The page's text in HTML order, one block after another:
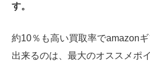
す。
約10％も高い買取率でamazon
出来るのは、最大のオススメポ